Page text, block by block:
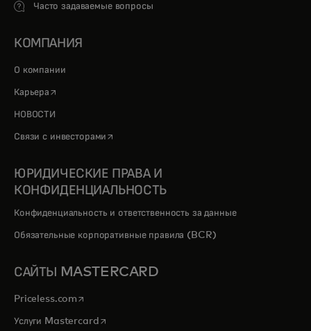
Часто задаваемые вопросы
КОМПАНИЯ
О компании
Карьера opens in a new tab
НОВОСТИ
Связи с инвесторами opens in a new tab
ЮРИДИЧЕСКИЕ ПРАВА И
КОНФИДЕНЦИАЛЬНОСТЬ
Конфиденциальность и ответственность за данные
Обязательные корпоративные правила (BCR)
САЙТЫ MASTERCARD
Priceless.com opens in a new tab
Услуги Mastercardopens in a new tab